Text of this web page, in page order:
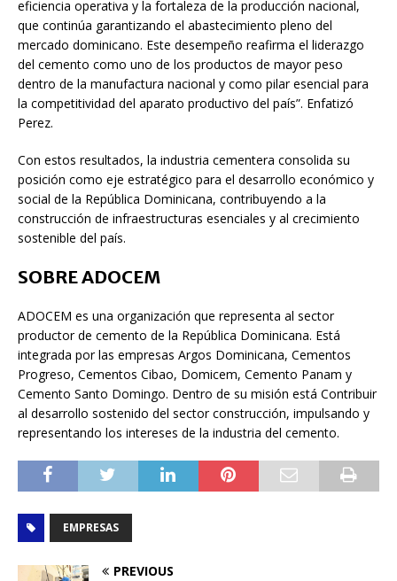
eficiencia operativa y la fortaleza de la producción nacional,
que continúa garantizando el abastecimiento pleno del
mercado dominicano. Este desempeño reafirma el liderazgo
del cemento como uno de los productos de mayor peso
dentro de la manufactura nacional y como pilar esencial para
la competitividad del aparato productivo del país”. Enfatizó
Perez.
Con estos resultados, la industria cementera consolida su
posición como eje estratégico para el desarrollo económico y
social de la República Dominicana, contribuyendo a la
construcción de infraestructuras esenciales y al crecimiento
sostenible del país.
SOBRE ADOCEM
ADOCEM es una organización que representa al sector
productor de cemento de la República Dominicana. Está
integrada por las empresas Argos Dominicana, Cementos
Progreso, Cementos Cibao, Domicem, Cemento Panam y
Cemento Santo Domingo. Dentro de su misión está Contribuir
al desarrollo sostenido del sector construcción, impulsando y
representando los intereses de la industria del cemento.
EMPRESAS
PREVIOUS